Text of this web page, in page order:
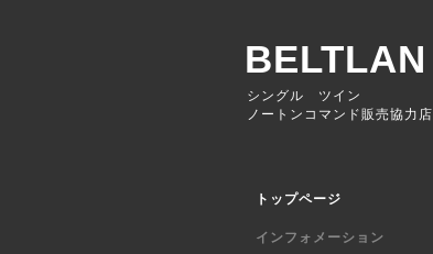
BELTLAN
シングル ツイン
ノートンコマンド販売協力店
トップページ
インフォメーション